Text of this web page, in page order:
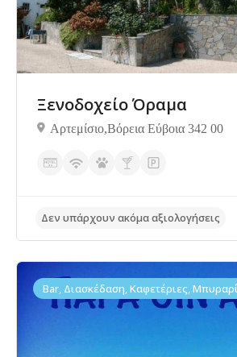
Ξενοδοχείο Όραμα
Αρτεμίσιο,Βόρεια Εύβοια 342 00
Bar, Διασκέδαση, Καφετέριες,